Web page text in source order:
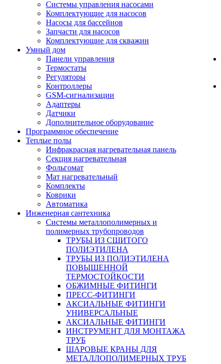
Системы управления насосами
Комплектующие для насосов
Насосы для бассейнов
Запчасти для насосов
Комплектующие для скважин
Умный дом
Панели управления
Термостаты
Регуляторы
Контроллеры
GSM-сигнализации
Адаптеры
Датчики
Дополнительное оборудование
Программное обеспечение
Теплые полы
Инфракрасная нагревательная панель
Секция нагревательная
Фольгомат
Мат нагревательный
Комплекты
Коврики
Автоматика
Инженерная сантехника
Системы металлополимерных и
полимерных трубопроводов
ТРУБЫ ИЗ СШИТОГО
ПОЛИЭТИЛЕНА
ТРУБЫ ИЗ ПОЛИЭТИЛЕНА
ПОВЫШЕННОЙ
ТЕРМОСТОЙКОСТИ
ОБЖИМНЫЕ ФИТИНГИ
ПРЕСС-ФИТИНГИ
АКСИАЛЬНЫЕ ФИТИНГИ
УНИВЕРСАЛЬНЫЕ
АКСИАЛЬНЫЕ ФИТИНГИ
ИНСТРУМЕНТ ДЛЯ МОНТАЖА
ТРУБ
ШАРОВЫЕ КРАНЫ ДЛЯ
МЕТАЛЛОПОЛИМЕРНЫХ ТРУБ